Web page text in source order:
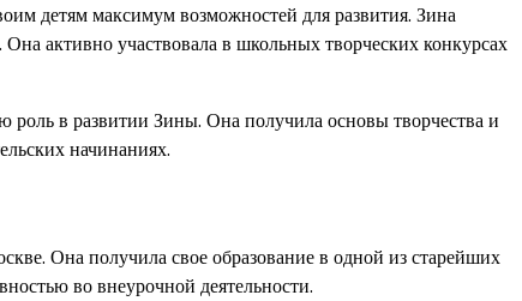
детям максимум возможностей для развития. Зина
активно участвовала в школьных творческих конкурсах
в развитии Зины. Она получила основы творчества и
начинаниях.
Она получила свое образование в одной из старейших
во внеурочной деятельности.